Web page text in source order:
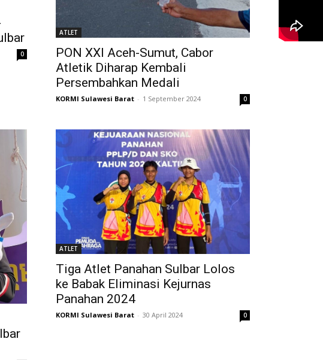
0
ATLET
PON XXI Aceh-Sumut, Cabor
Atletik Diharap Kembali
Persembahkan Medali
KORMI Sulawesi Barat - 1 September 2024 0
ATLET
Tiga Atlet Panahan Sulbar Lolos
ke Babak Eliminasi Kejurnas
Panahan 2024
KORMI Sulawesi Barat - 30 April 2024 0